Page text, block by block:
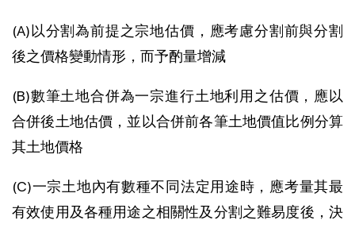
(A)以分割為前提之宗地估價，應考慮分割前與分割
後之價格變動情形，而予酌量增減
(B)數筆土地合併為一宗進行土地利用之估價，應以
合併後土地估價，並以合併前各筆土地價值比例分算
其土地價格
(C)一宗土地內有數種不同法定用途時，應考量其最
有效使用及各種用途之相關性及分割之難易度後，決